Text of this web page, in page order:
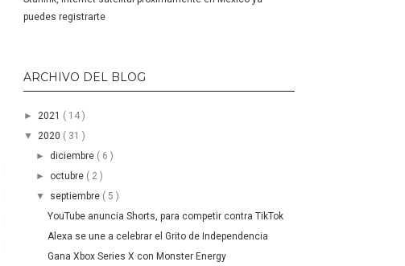
puedes registrarte
ARCHIVO DEL BLOG
►2021 ( 14 )
▼2020 ( 31 )
► diciembre ( 6 )
► octubre ( 2 )
▼ septiembre ( 5 )
YouTube anuncia Shorts, para competir contra TikTok
Alexa se une a celebrar el Grito de Independencia
Gana Xbox Series X con Monster Energy